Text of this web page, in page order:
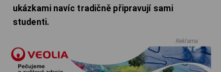
ukázkami navíc tradičně připravují sami
studenti.
Reklama